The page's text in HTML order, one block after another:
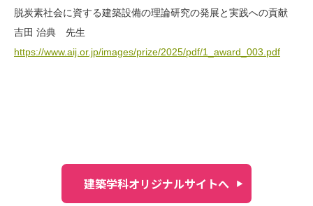
脱炭素社会に資する建築設備の理論研究の発展と実践への貢献
吉田 治典 先生
https://www.aij.or.jp/images/prize/2025/pdf/1_award_003.pdf
建築学科オリジナルサイトへ